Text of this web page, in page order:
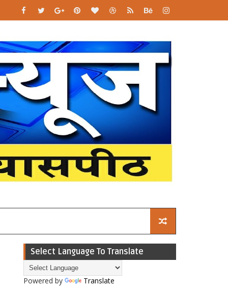
Select Language To Translate
Powered by Translate